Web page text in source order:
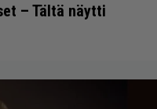
– Tältä näytti